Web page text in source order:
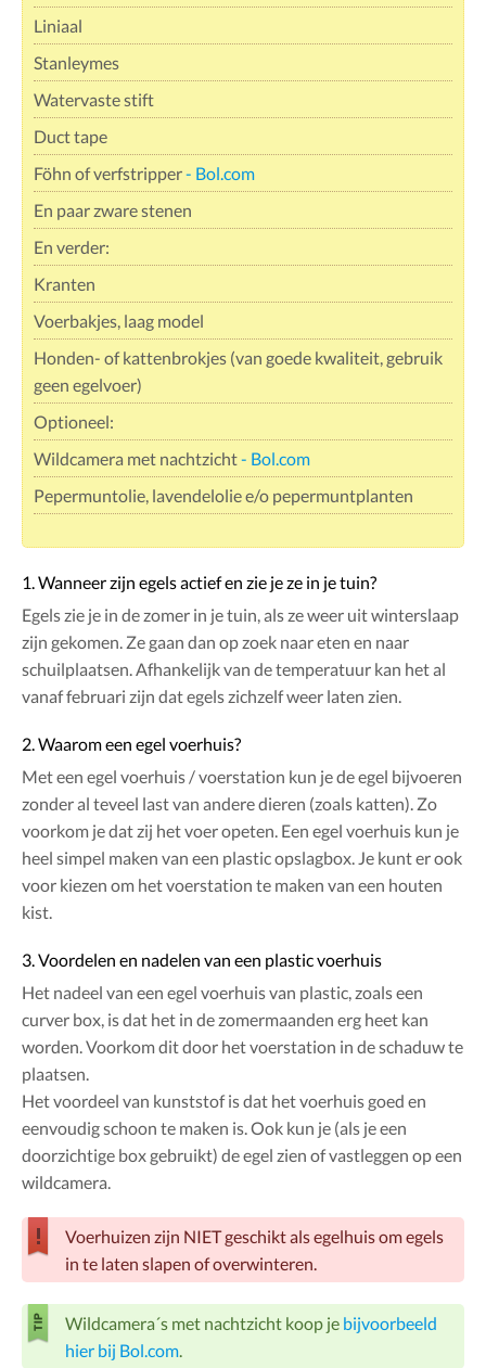
Liniaal
Stanleymes
Watervaste stift
Duct tape
Föhn of verfstripper- Bol.com
En paar zware stenen
En verder:
Kranten
Voerbakjes, laag model
Honden- of kattenbrokjes (van goede kwaliteit, gebruik
geen egelvoer)
Optioneel:
Wildcamera met nachtzicht- Bol.com
Pepermuntolie, lavendelolie e/o pepermuntplanten
1. Wanneer zijn egels actief en zie je ze in je tuin?
Egels zie je in de zomer in je tuin, als ze weer uit winterslaap
zijn gekomen. Ze gaan dan op zoek naar eten en naar
schuilplaatsen. Afhankelijk van de temperatuur kan het al
vanaf februari zijn dat egels zichzelf weer laten zien.
2. Waarom een egel voerhuis?
Met een egel voerhuis / voerstation kun je de egel bijvoeren
zonder al teveel last van andere dieren (zoals katten). Zo
voorkom je dat zij het voer opeten. Een egel voerhuis kun je
heel simpel maken van een plastic opslagbox. Je kunt er ook
voor kiezen om het voerstation te maken van een houten
kist.
3. Voordelen en nadelen van een plastic voerhuis
Het nadeel van een egel voerhuis van plastic, zoals een
curver box, is dat het in de zomermaanden erg heet kan
worden. Voorkom dit door het voerstation in de schaduw te
plaatsen.
Het voordeel van kunststof is dat het voerhuis goed en
eenvoudig schoon te maken is. Ook kun je (als je een
doorzichtige box gebruikt) de egel zien of vastleggen op een
wildcamera.
Voerhuizen zijn NIET geschikt als egelhuis om egels
in te laten slapen of overwinteren.
Wildcamera´s met nachtzicht koop je bijvoorbeeld
hier bij Bol.com